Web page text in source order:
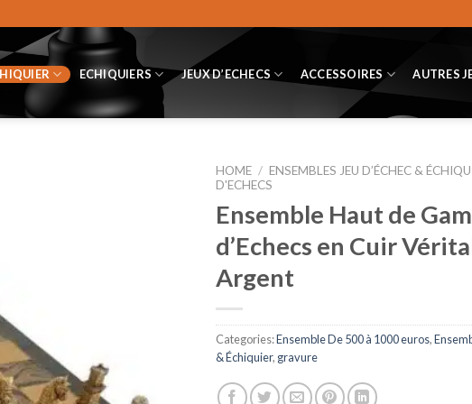
ECHIQUIERS JEUX D’ECHECS ACCESSOIRES AUTRES
HOME / ENSEMBLES JEU D’ÉCHEC &
D'ECHECS
Ensemble Haut de
d’Echecs en Cuir
Argent
Categories:Ensemble De 500 à 1000 euros,
& Échiquier, gravure